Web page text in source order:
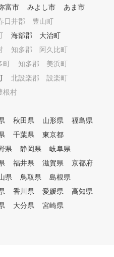
富市 みよし市
あま市
日井郡 豊山町
海部郡 大治町
知多郡 阿久比町
町
知多郡 美浜町
北設楽郡 設楽町
根村
秋田県 山形県
福島県
千葉県
東京都
県 静岡県
岐阜県
福井県 滋賀県
京都府
県 鳥取県
島根県
香川県 愛媛県
高知県
大分県
宮崎県